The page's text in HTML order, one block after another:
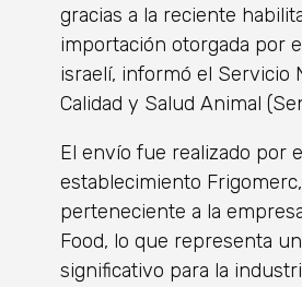
gracias a la reciente
importación otorgada por
israelí, informó el Servicio
Calidad y Salud Animal
El envío fue realizado por
establecimiento Frigomerc,
perteneciente a la
Food, lo que representa
significativo para la